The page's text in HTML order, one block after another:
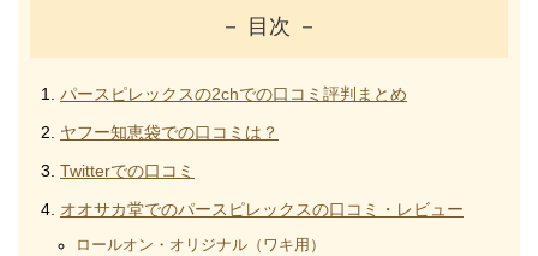
－ 目次 －
パースピレックスの2chでの口コミ評判まとめ
ヤフー知恵袋での口コミは？
Twitterでの口コミ
オオサカ堂でのパースピレックスの口コミ・レビュー
ロールオン・オリジナル（ワキ用）